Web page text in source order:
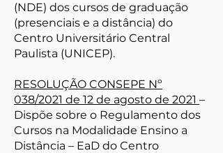
(NDE) dos cursos de graduação
(presenciais e a distância) do
Centro Universitário Central
Paulista (UNICEP).
RESOLUÇÃO CONSEPE Nº
038/2021 de 12 de agosto de 2021 –
Dispõe sobre o Regulamento dos
Cursos na Modalidade Ensino a
Distância – EaD do Centro